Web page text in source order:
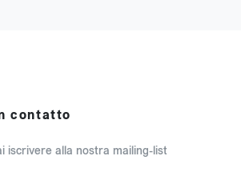
contatto
iscrivere alla nostra mailing-list